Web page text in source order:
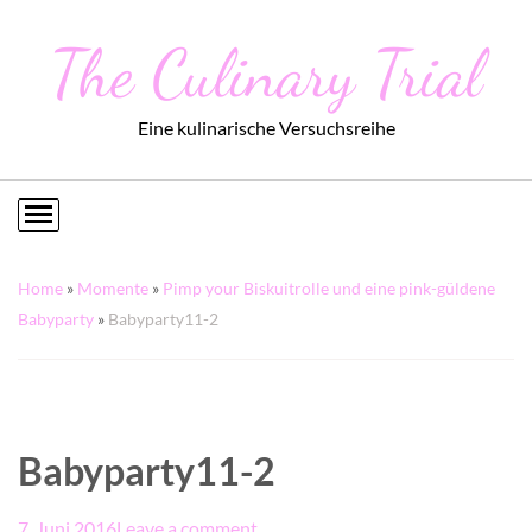
The Culinary Trial
Eine kulinarische Versuchsreihe
Home » Momente » Pimp your Biskuitrolle und eine pink-güldene
Babyparty » Babyparty11-2
Babyparty11-2